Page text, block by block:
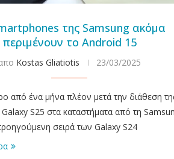
της Samsung ακόμα
περιμένουν το Android 15
Kostas Gliatiotis 23/03/2025
από ένα μήνα πλέον μετά την διάθεση
S25 στα καταστήματα από τη
σειρά των Galaxy S24